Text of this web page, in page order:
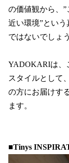
の価値観から、
近い環境”とい
ではないでしょ
YADOKARIは、
スタイルとして
の方にお届けす
ます。
■Tinys